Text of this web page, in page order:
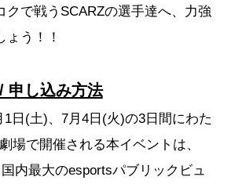
クで戦うSCARZの選手達へ、力強
ょう！！
申し込み方法
日(土)、7月4日(火)の3日間にわた
場で開催される本イベントは、
内最大のesportsパブリックビュ